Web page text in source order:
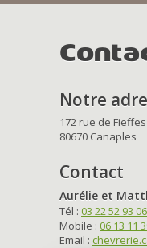
Notre
172 rue de Fieffes
80670 Canaples
Contact
Aurélie et
Tél : 03 22 52 93 06
Mobile : 06 13 11
Email :